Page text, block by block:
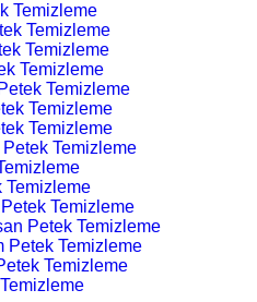
Temizleme
Temizleme
Temizleme
Temizleme
Temizleme
Temizleme
Temizleme
Temizleme
Temizleme
Temizleme
Petek Temizleme
Petek Temizleme
Temizleme